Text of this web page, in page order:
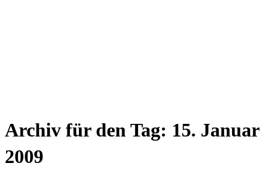
Archiv für den Tag: 15. Januar
2009